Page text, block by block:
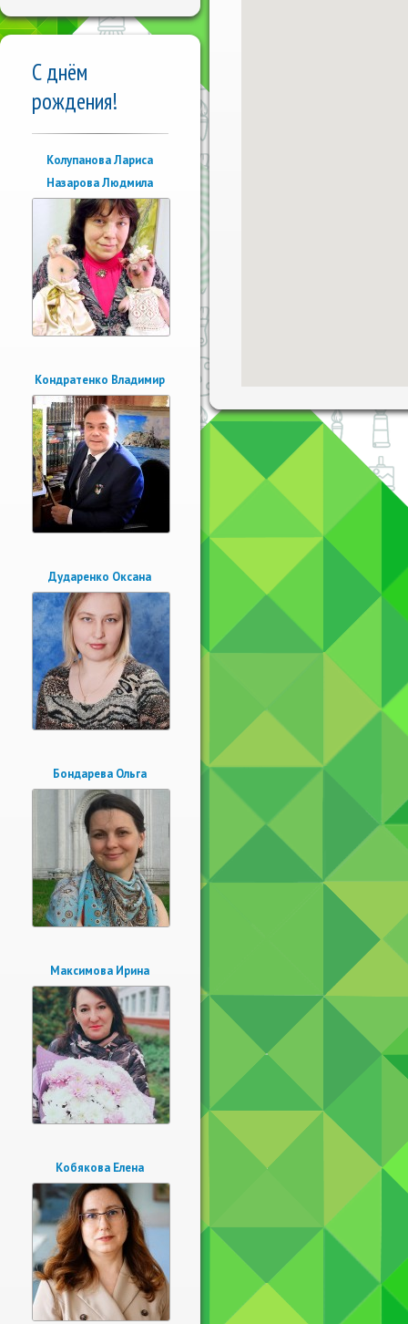
С днём
рождения!
Колупанова Лариса
Назарова Людмила
Кондратенко Владимир
Дударенко Оксана
Бондарева Ольга
Максимова Ирина
Кобякова Елена